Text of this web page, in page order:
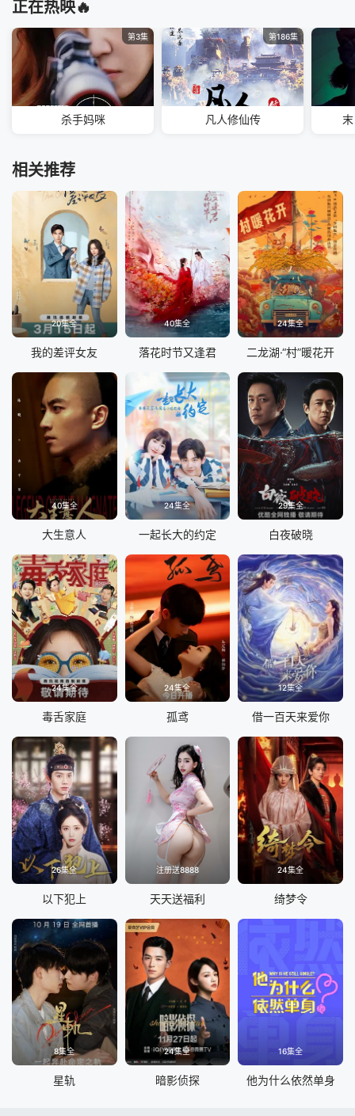
正在热映🔥
第3集
杀手妈咪
第186集
凡人修仙传
相关推荐
20集全
我的差评女友
40集全
落花时节又逢君
24集全
二龙湖·“村”暖花开
40集全
大生意人
24集全
一起长大的约定
29集全
白夜破晓
24集全
毒舌家庭
24集全
孤鸢
12集全
借一百天来爱你
26集全
以下犯上
注册送8888
天天送福利
24集全
绮梦令
8集全
星轨
24集全
暗影侦探
16集全
他为什么依然单身